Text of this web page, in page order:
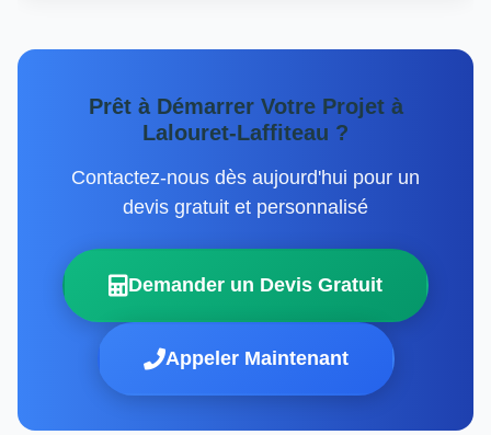
Prêt à Démarrer Votre Projet à
Lalouret-Laffiteau ?
Contactez-nous dès aujourd'hui pour un
devis gratuit et personnalisé
Demander un Devis Gratuit
Appeler Maintenant